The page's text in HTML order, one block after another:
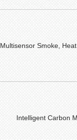
Multisensor Smoke,
Intelligent Carbon